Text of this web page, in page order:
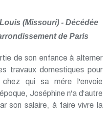
(Missouri) - Décédée
de Paris
de son enfance à alterner
travaux domestiques pour
qui sa mére l'envoie
Joséphine n'a d'autre
son salaire, à faire vivre la